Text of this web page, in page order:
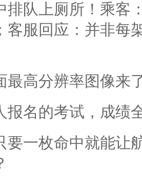
排队上厕所！乘客
客服回应：并非每
最高分辨率图像来
报名的考试，成绩
要一枚命中就能让